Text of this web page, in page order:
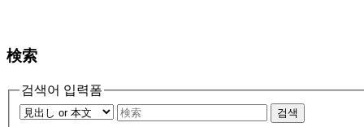
検索
검색어 입력폼
검색